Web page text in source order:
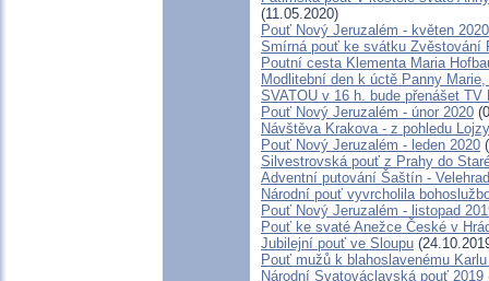
(11.05.2020)
Pouť Nový Jeruzalém - květen 2020
Smírná pouť ke svátku Zvěstování
Poutní cesta Klementa Maria
Modlitební den k úctě Panny
SVATOU v 16 h. bude přenášet TV
Pouť Nový Jeruzalém - únor 2020
Návštěva Krakova - z pohledu Lojzy
Pouť Nový Jeruzalém - leden 2020
Silvestrovská pouť z Prahy do
Adventní putování Šaštín - Velehrad
Národní pouť vyvrcholila
Pouť Nový Jeruzalém - listopad
Pouť ke svaté Anežce České v
Jubilejní pouť ve Sloupu
Pouť mužů k blahoslavenému
Národní Svatováclavská pouť 2019